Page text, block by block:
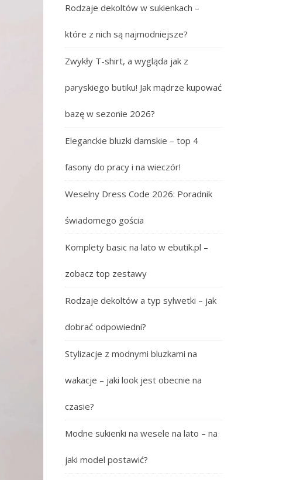
Rodzaje dekoltów w sukienkach –
które z nich są najmodniejsze?
Zwykły T-shirt, a wygląda jak z
paryskiego butiku! Jak mądrze kupować
bazę w sezonie 2026?
Eleganckie bluzki damskie – top 4
fasony do pracy i na wieczór!
Weselny Dress Code 2026: Poradnik
świadomego gościa
Komplety basic na lato w ebutik.pl –
zobacz top zestawy
Rodzaje dekoltów a typ sylwetki – jak
dobrać odpowiedni?
Stylizacje z modnymi bluzkami na
wakacje – jaki look jest obecnie na
czasie?
Modne sukienki na wesele na lato – na
jaki model postawić?